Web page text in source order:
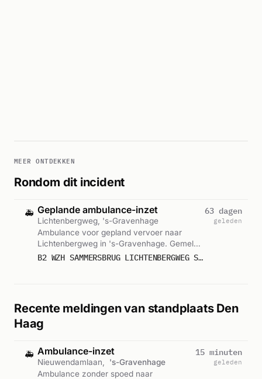
MEER ONTDEKKEN
Rondom dit incident
🚑 Geplande ambulance-inzet
Lichtenbergweg, 's-Gravenhage
Ambulance voor gepland vervoer naar
Lichtenbergweg in 's-Gravenhage. Gemeld
om 09:56.
B2 WZH SAMMERSBRUG LICHTENBERGWEG SGRAVH : (MEDIUM CARE) 15230
63 dagen
geleden
Recente meldingen van standplaats Den
Haag
🚑 Ambulance-inzet
Nieuwendamlaan,
's-Gravenhage
Ambulance zonder spoed naar
15 minuten
geleden